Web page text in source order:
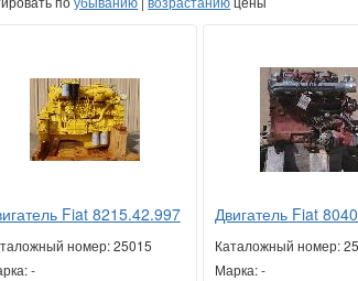
Fiat 8215.42.997
номер: 25015
-
Двигатель Fiat
Каталожный номер:
Марка: -